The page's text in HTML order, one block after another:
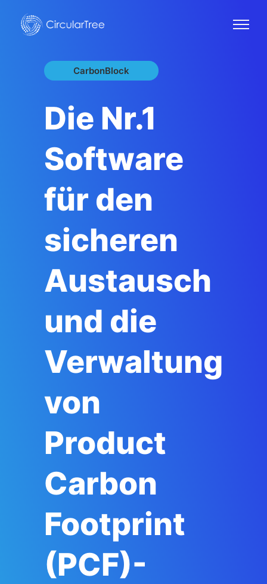
CarbonBlock
Die Nr.1
Software
für den
sicheren
Austausch
und die
Verwaltung
von
Product
Carbon
Footprint
(PCF)-